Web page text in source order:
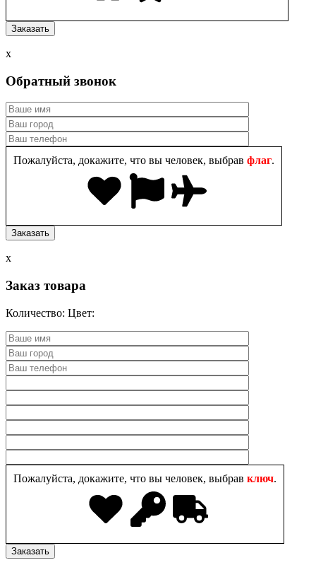
x
Обратный звонок
Пожалуйста, докажите, что вы человек, выбрав флаг.
x
Заказ товара
Количество: Цвет:
Пожалуйста, докажите, что вы человек, выбрав ключ.